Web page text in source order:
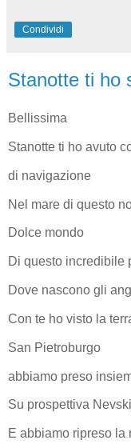
Condividi
Stanotte ti ho
Bellissima
Stanotte ti ho avuto
di navigazione
Nel mare di questo
Dolce mondo
Di questo incredibile
Dove nascono gli
Con te ho visto la
San Pietroburgo
abbiamo preso
Su prospettiva
E abbiamo ripreso